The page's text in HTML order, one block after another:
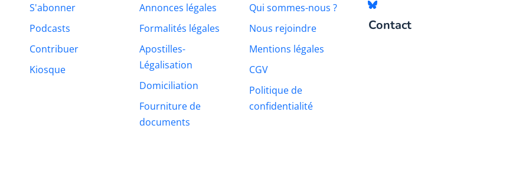
S'abonner
Podcasts
Contribuer
Kiosque
Annonces légales
Formalités légales
Apostilles-
Légalisation
Domiciliation
Fourniture de
documents
Qui sommes-nous ?
Nous rejoindre
Mentions légales
CGV
Politique de
confidentialité
Contact